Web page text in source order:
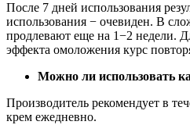
После 7 дней использования
использования − очевиден. В
продлевают еще на 1−2 недели.
эффекта омоложения курс
Можно ли использовать
Производитель рекомендует в
крем ежедневно.